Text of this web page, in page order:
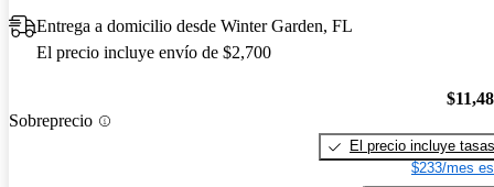
Entrega a domicilio desde Winter Garden, FL
El precio incluye envío de $2,700
Sobreprecio
El precio incluye tasas
$233/mes